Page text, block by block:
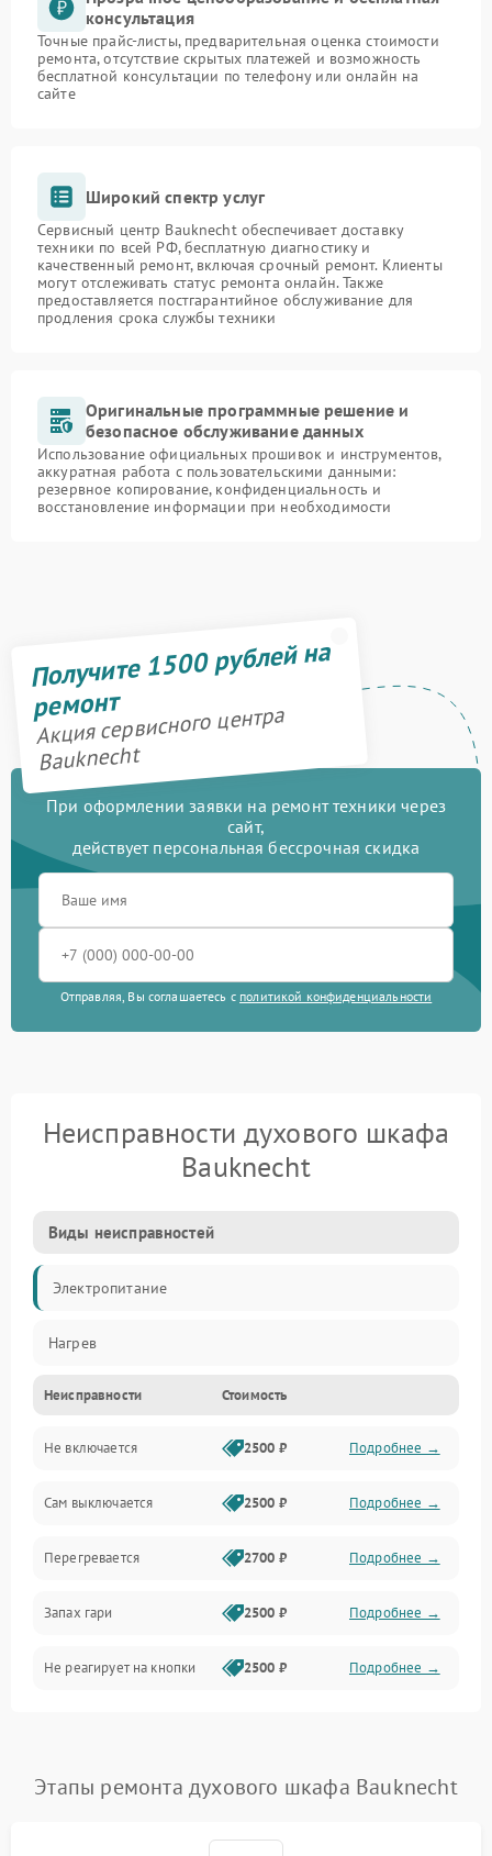
консультация
Точные прайс-листы, предварительная оценка стоимости
ремонта, отсутствие скрытых платежей и возможность
бесплатной консультации по телефону или онлайн на
сайте
Широкий спектр услуг
Сервисный центр Bauknecht обеспечивает доставку
техники по всей РФ, бесплатную диагностику и
качественный ремонт, включая срочный ремонт. Клиенты
могут отслеживать статус ремонта онлайн. Также
предоставляется постгарантийное обслуживание для
продления срока службы техники
Оригинальные программные решение и
безопасное обслуживание данных
Использование официальных прошивок и инструментов,
аккуратная работа с пользовательскими данными:
резервное копирование, конфиденциальность и
восстановление информации при необходимости
Получите 1500 рублей на
ремонт
Акция сервисного центра
Bauknecht
При оформлении заявки на ремонт техники через
сайт,
действует персональная бессрочная скидка
Отправляя, Вы соглашаетесь с политикой конфиденциальности
Неисправности духового шкафа
Bauknecht
Виды неисправностей
Электропитание
Нагрев
Неисправности Стоимость
Не включается 2500 ₽ Подробнее →
Сам выключается 2500 ₽ Подробнее →
Перегревается 2700 ₽ Подробнее →
Запах гари 2500 ₽ Подробнее →
Не реагирует на кнопки 2500 ₽ Подробнее →
Этапы ремонта духового шкафа Bauknecht